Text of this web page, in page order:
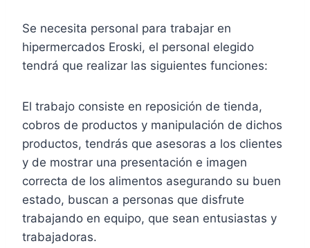
Se necesita personal para trabajar en
hipermercados Eroski, el personal elegido
tendrá que realizar las siguientes funciones:
El trabajo consiste en reposición de tienda,
cobros de productos y manipulación de dichos
productos, tendrás que asesoras a los clientes
y de mostrar una presentación e imagen
correcta de los alimentos asegurando su buen
estado, buscan a personas que disfrute
trabajando en equipo, que sean entusiastas y
trabajadoras.